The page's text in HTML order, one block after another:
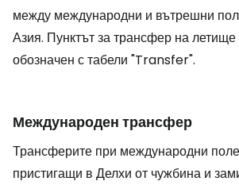
между международни и вътрешни
Азия. Пунктът за трансфер на
обозначен с табели "Transfer".
Международен трансфер
Трансферите при международни
пристигащи в Делхи от чужбина и